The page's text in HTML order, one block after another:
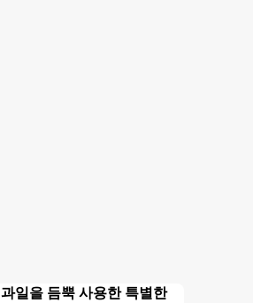
과일을 듬뿍 사용한 특별한